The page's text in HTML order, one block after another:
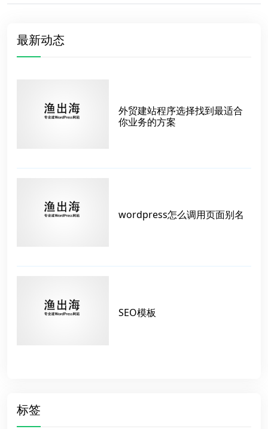
最新动态
外贸建站程序选择找到最适合
你业务的方案
wordpress怎么调用页面别名
SEO模板
标签